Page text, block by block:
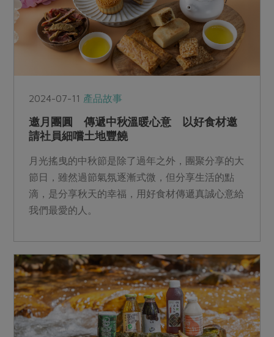
2024-07-11 產品故事
邀月團圓 傳遞中秋溫暖心意 以好食材邀
請社員細嚐土地豐饒
月光搖曳的中秋節是除了過年之外，團聚分享的大
節日，雖然過節氣氛逐漸式微，但分享生活的點
滴，是分享秋天的幸福，用好食材傳遞真誠心意給
我們最愛的人。